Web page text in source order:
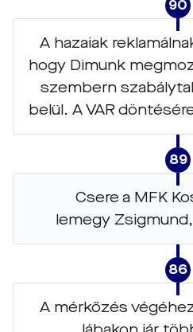
90
A hazaiak
hogy Dimunk
szembern
belül. A VAR
89
Csere a MFK
lemegy
86
A mérkőzés